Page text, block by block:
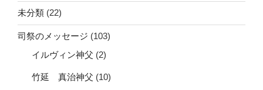
未分類 (22)
司祭のメッセージ (103)
イルヴィン神父 (2)
竹延 真治神父 (10)